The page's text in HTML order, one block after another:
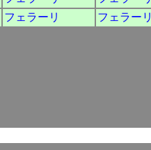
フェラーリ
フェラーリ